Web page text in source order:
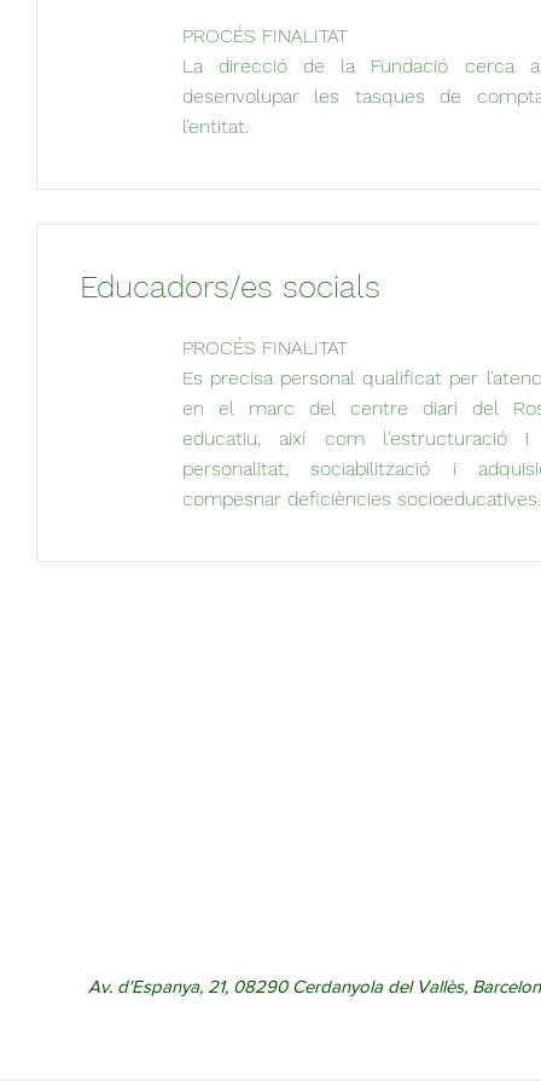
PROCÉS FINALITAT
La direcció de la Fundació cerca
desenvolupar les tasques de
l’entitat.
Educadors/es socials
PROCÉS FINALITAT
Es precisa personal qualificat per
en el marc del centre diari del
educatiu, així com l'estructuració i
personalitat, sociabilització i
compesnar deficiències socioeducatives.
Av. d'Espanya, 21, 08290 Cerdanyola del Vallès,